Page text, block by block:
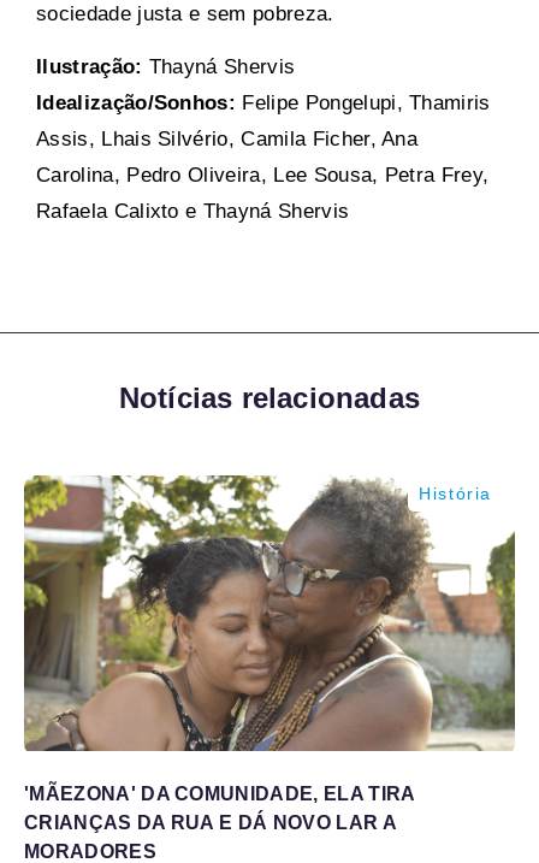
sociedade justa e sem pobreza.
Ilustração: Thayná Shervis
Idealização/Sonhos: Felipe Pongelupi, Thamiris
Assis, Lhais Silvério, Camila Ficher, Ana
Carolina, Pedro Oliveira, Lee Sousa, Petra Frey,
Rafaela Calixto e Thayná Shervis
Notícias relacionadas
História
'MÃEZONA' DA COMUNIDADE, ELA TIRA
CRIANÇAS DA RUA E DÁ NOVO LAR A
MORADORES